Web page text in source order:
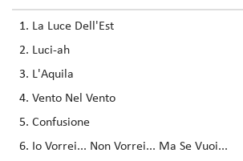
La Luce Dell'Est
Luci-ah
L'Aquila
Vento Nel Vento
Confusione
Io Vorrei... Non Vorrei... Ma Se Vuoi...